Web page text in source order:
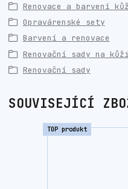
Renovace a barvení
Opravárenské sety
Barvení a renovace
Renovační sady na kůži
Renovační sady
SOUVISEJÍCÍ
TOP produkt